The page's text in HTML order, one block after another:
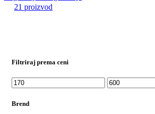
21 proizvod
Filtriraj prema ceni
Min
price
Max
price
Brend